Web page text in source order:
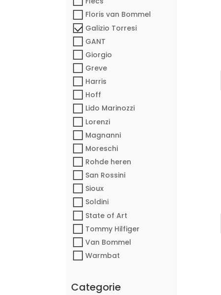
Floris van Bommel
Galizio Torresi
GANT
Giorgio
Greve
Harris
Hoff
Lido Marinozzi
Lorenzi
Magnanni
Moreschi
Rohde heren
San Rossini
Sioux
Soldini
State of Art
Tommy Hilfiger
Van Bommel
Warmbat
Categorie